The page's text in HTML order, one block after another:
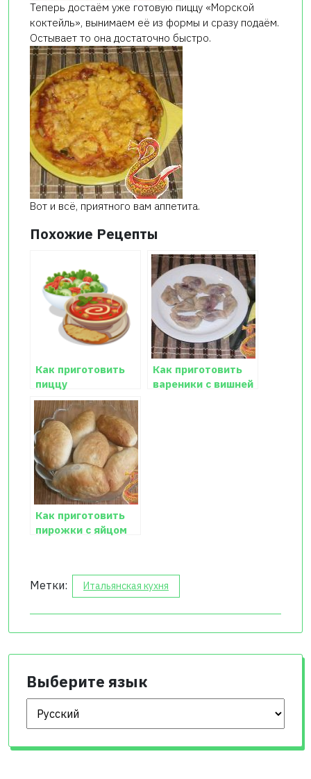
Теперь достаём уже готовую пиццу «Морской
коктейль», вынимаем её из формы и сразу подаём.
Остывает то она достаточно быстро.
Вот и всё, приятного вам аппетита.
Похожие Рецепты
Как приготовить
пиццу
Как приготовить
вареники с вишней
Как приготовить
пирожки с яйцом
Метки: Итальянская кухня
Выберите язык
Выберите язык